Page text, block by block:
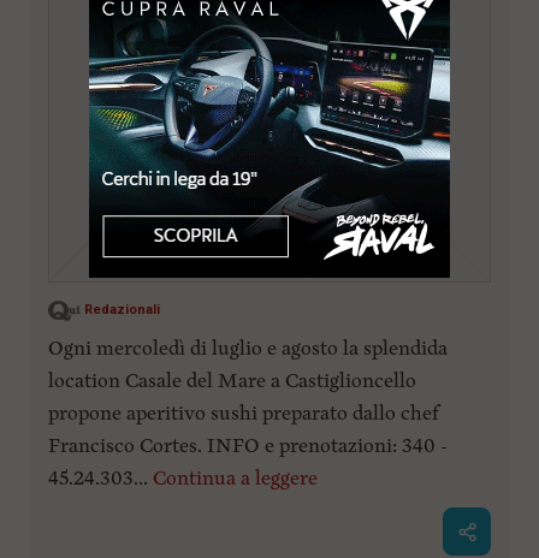
Redazionali
Ogni mercoledì di luglio e agosto la splendida
location Casale del Mare a Castiglioncello
propone aperitivo sushi preparato dallo chef
Francisco Cortes. INFO e prenotazioni: 340 -
45.24.303... Continua a leggere